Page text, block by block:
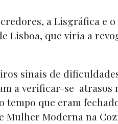
a Lisgráfica e
Lisboa, que viria a
sinais de
a verificar-se atrasos
tempo que eram
Mulher Moderna na